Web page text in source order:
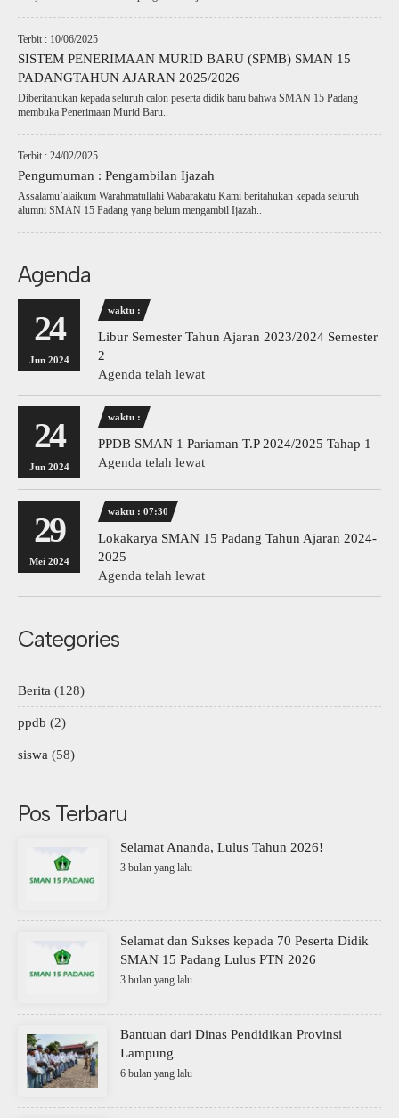
Terbit : 10/06/2025
SISTEM PENERIMAAN MURID BARU (SPMB) SMAN 15
PADANGTAHUN AJARAN 2025/2026
Diberitahukan kepada seluruh calon peserta didik baru bahwa SMAN 15 Padang
membuka Penerimaan Murid Baru..
Terbit : 24/02/2025
Pengumuman : Pengambilan Ijazah
Assalamu’alaikum Warahmatullahi Wabarakatu Kami beritahukan kepada seluruh
alumni SMAN 15 Padang yang belum mengambil Ijazah..
Agenda
24
Jun 2024
waktu :
Libur Semester Tahun Ajaran 2023/2024 Semester
2
Agenda telah lewat
24
Jun 2024
waktu :
PPDB SMAN 1 Pariaman T.P 2024/2025 Tahap 1
Agenda telah lewat
29
Mei 2024
waktu : 07:30
Lokakarya SMAN 15 Padang Tahun Ajaran 2024-
2025
Agenda telah lewat
Categories
Berita (128)
ppdb (2)
siswa (58)
Pos Terbaru
Selamat Ananda, Lulus Tahun 2026!
3 bulan yang lalu
Selamat dan Sukses kepada 70 Peserta Didik
SMAN 15 Padang Lulus PTN 2026
3 bulan yang lalu
Bantuan dari Dinas Pendidikan Provinsi
Lampung
6 bulan yang lalu